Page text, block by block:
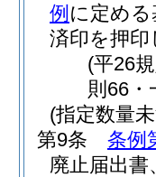
例 に定め
済印を押
(平26
則66・
(指定数量
第9条
条例
廃止届出書